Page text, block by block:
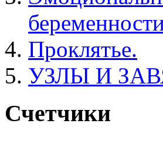
Проклятье.
УЗЛЫ И
Счетчики